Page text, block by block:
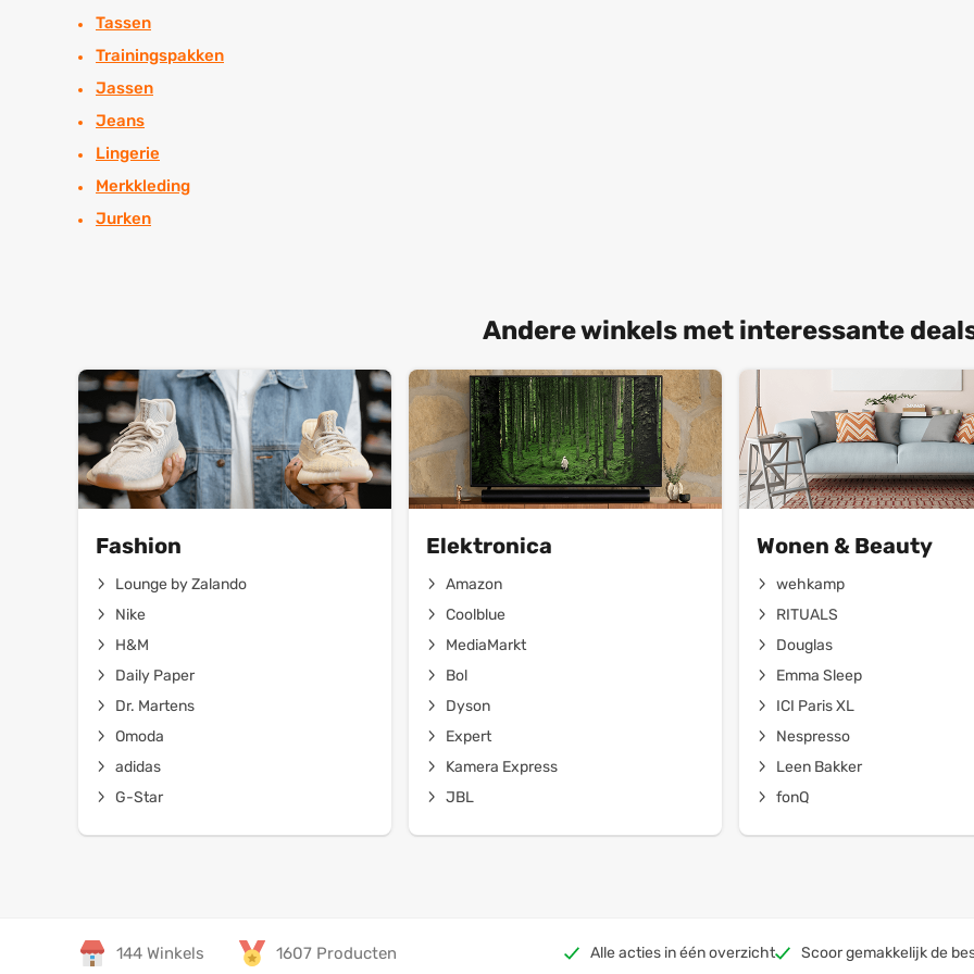
Tassen
Trainingspakken
Jassen
Jeans
Lingerie
Merkkleding
Jurken
Andere winkels met interessante
Fashion
Lounge by Zalando
Nike
H&M
Daily Paper
Dr. Martens
Omoda
adidas
G-Star
Elektronica
Amazon
Coolblue
MediaMarkt
Bol
Dyson
Expert
Kamera Express
JBL
Wonen & Beauty
wehkamp
RITUALS
Douglas
Emma Sleep
ICI Paris XL
Nespresso
Leen Bakker
fonQ
144 Winkels 1607 Producten Alle acties in één overzicht Scoor gemakkelijk de